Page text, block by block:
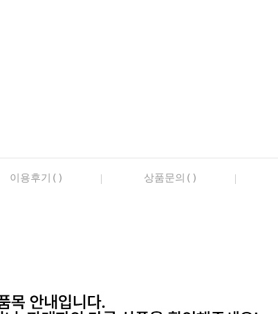
이용후기() 상품문의()